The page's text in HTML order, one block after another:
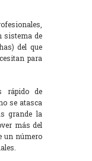
sistema de
del que
para
rápido de
se atasca
grande la
más del
un número